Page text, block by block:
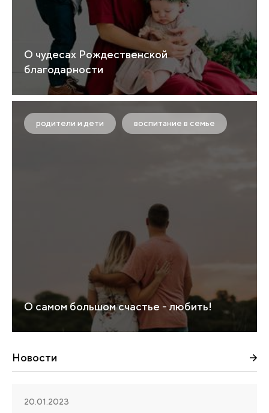
О чудесах Рождественской
благодарности
родители и дети воспитание в семье
О самом большом счастье - любить!
Новости
20.01.2023